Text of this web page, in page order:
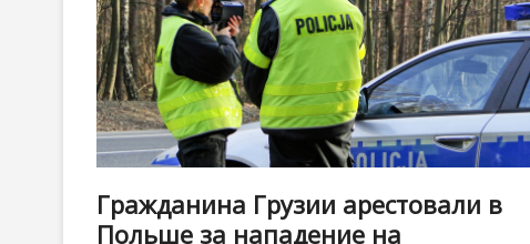
конкретным
будущее
Грузии
в
Европе»
Гражданина Грузии арестовали в
Польше за нападение на